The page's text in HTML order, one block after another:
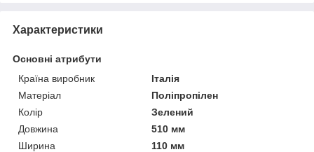
Характеристики
Основні атрибути
Країна виробник
Італія
Матеріал
Поліпропілен
Колір
Зелений
Довжина
510 мм
Ширина
110 мм